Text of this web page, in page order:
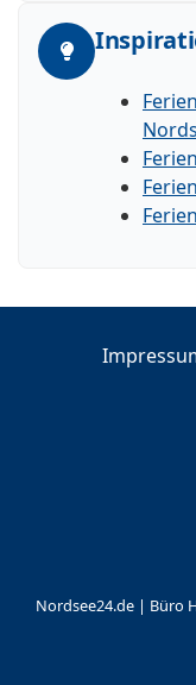
Nordsee24.de | Büro